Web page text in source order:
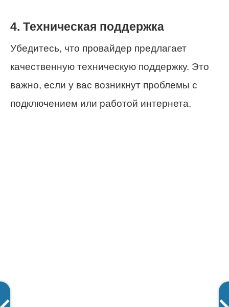
4. Техническая поддержка
Убедитесь, что провайдер предлагает
качественную техническую поддержку. Это
важно, если у вас возникнут проблемы с
подключением или работой интернета.